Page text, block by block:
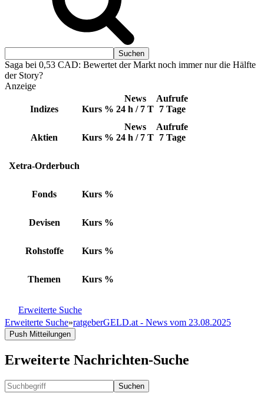
Saga bei 0,53 CAD: Bewertet der Markt noch immer nur die Hälfte
der Story?
Anzeige
Indizes Kurs %
News
24 h / 7 T
Aufrufe
7 Tage
Aktien Kurs %
News
24 h / 7 T
Aufrufe
7 Tage
Xetra-Orderbuch
Fonds Kurs %
Devisen Kurs %
Rohstoffe Kurs %
Themen Kurs %
Erweiterte Suche
Erweiterte Suche»ratgeberGELD.at - News vom 23.08.2025
Push Mitteilungen
Erweiterte Nachrichten-Suche
Suchen